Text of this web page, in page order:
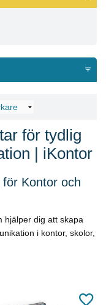
för tydlig
| iKontor
Kontor och
hjälper dig att skapa
i kontor, skolor,